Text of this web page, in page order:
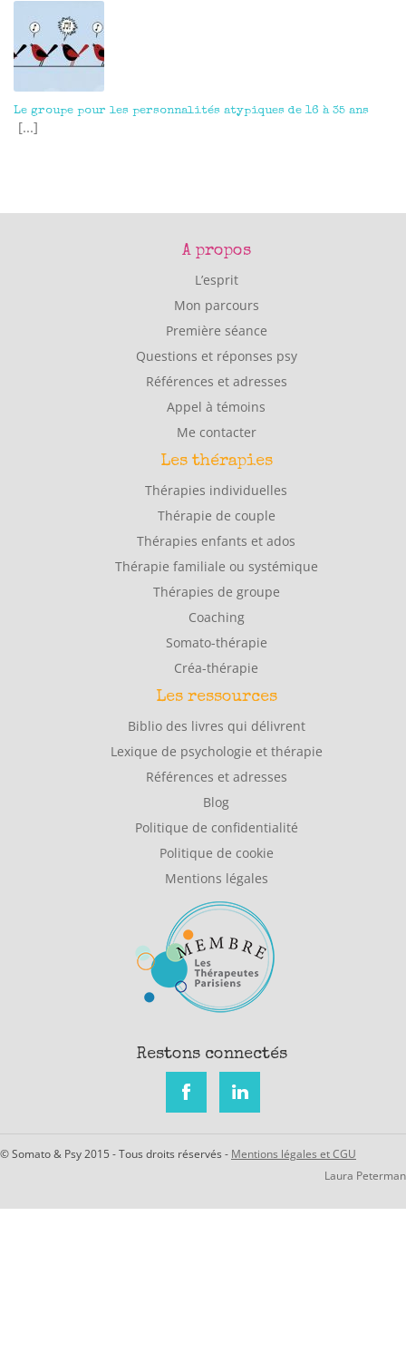
Le groupe pour les personnalités atypiques de 16 à 35 ans
[...]
A propos
L’esprit
Mon parcours
Première séance
Questions et réponses psy
Références et adresses
Appel à témoins
Me contacter
Les thérapies
Thérapies individuelles
Thérapie de couple
Thérapies enfants et ados
Thérapie familiale ou systémique
Thérapies de groupe
Coaching
Somato-thérapie
Créa-thérapie
Les ressources
Biblio des livres qui délivrent
Lexique de psychologie et thérapie
Références et adresses
Blog
Politique de confidentialité
Politique de cookie
Mentions légales
Restons connectés
© Somato & Psy 2015 - Tous droits réservés - Mentions légales et CGU
Laura Peterman